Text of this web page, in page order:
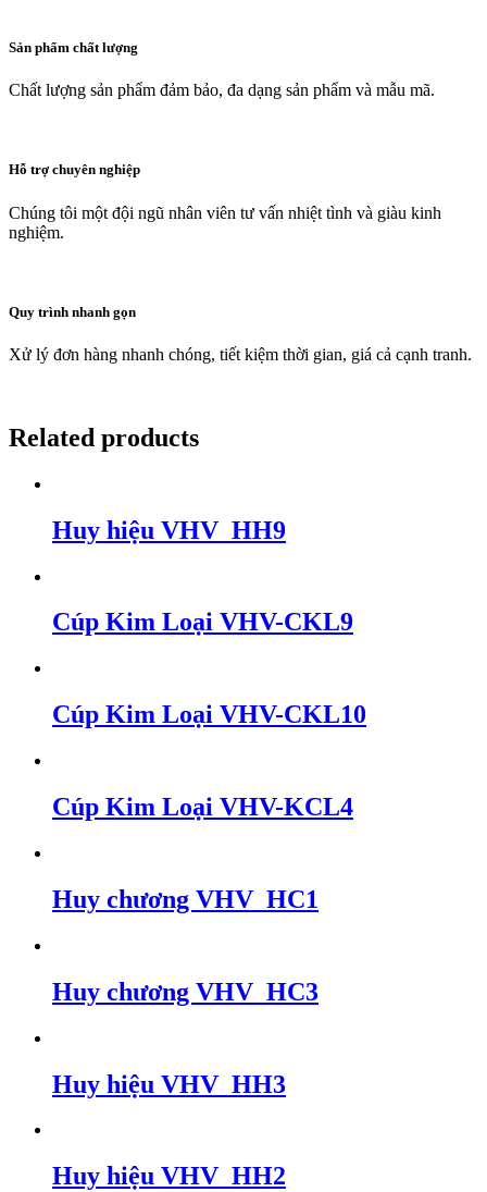
Sản phẩm chất lượng
Chất lượng sản phẩm đảm bảo, đa dạng sản phẩm và mẫu mã.
Hỗ trợ chuyên nghiệp
Chúng tôi một đội ngũ nhân viên tư vấn nhiệt tình và giàu kinh
nghiệm.
Quy trình nhanh gọn
Xử lý đơn hàng nhanh chóng, tiết kiệm thời gian, giá cả cạnh tranh.
Related products
Huy hiệu VHV_HH9
Cúp Kim Loại VHV-CKL9
Cúp Kim Loại VHV-CKL10
Cúp Kim Loại VHV-KCL4
Huy chương VHV_HC1
Huy chương VHV_HC3
Huy hiệu VHV_HH3
Huy hiệu VHV_HH2